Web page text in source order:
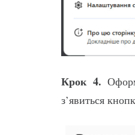
Крок 4.
з’явиться